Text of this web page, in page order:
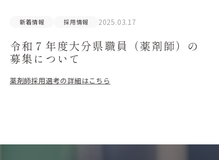
新着情報 採用情報 2025.03.17
令和７年度大分県職員（薬剤師）の
募集について
薬剤師採用選考の詳細はこちら